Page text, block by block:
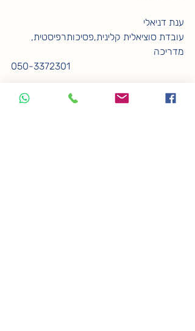
ענת דניאלי
עובדת סוציאלית קלינית,פסיכותרפיסטית,
מדריכה
050-3372301
פוסטים אחרונים הצג הכול